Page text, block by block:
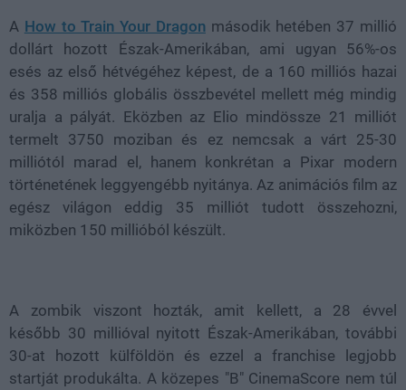
A How to Train Your Dragonmásodik hetében 37 millió
dollárt hozott Észak-Amerikában, ami ugyan 56%-os
esés az első hétvégéhez képest, de a 160 milliós hazai
és 358 milliós globális összbevétel mellett még mindig
uralja a pályát. Eközben az Elio mindössze 21 milliót
termelt 3750 moziban és ez nemcsak a várt 25-30
milliótól marad el, hanem konkrétan a Pixar modern
történetének leggyengébb nyitánya. Az animációs film az
egész világon eddig 35 milliót tudott összehozni,
miközben 150 millióból készült.
A zombik viszont hozták, amit kellett, a 28 évvel
később 30 millióval nyitott Észak-Amerikában, további
30-at hozott külföldön és ezzel a franchise legjobb
startját produkálta. A közepes "B" CinemaScore nem túl